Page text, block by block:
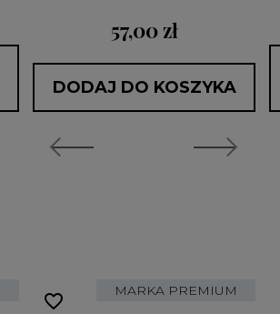
57,00 zł
DODAJ DO KOSZYKA
MARKA PREMIUM
favorite_border